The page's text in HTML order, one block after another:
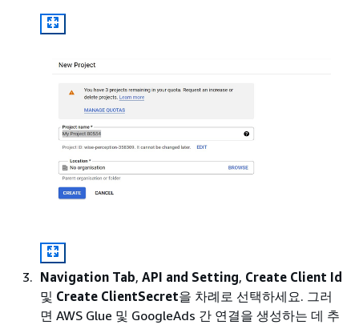
Navigation Tab, API and Setting, Create Client Id
및 Create ClientSecret을 차례로 선택하세요. 그러
면 AWS Glue 및 GoogleAds 간 연결을 생성하는 데 추